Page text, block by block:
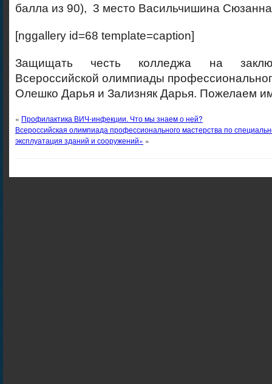
балла из 90), 3 место Васильчишина
[nggallery id=68 template=caption]
Защищать честь колледжа на
Всероссийской олимпиады
Олешко Дарья и Зализняк Дарья. Пожелаем
« Профилактика ВИЧ-инфекции. Что мы знаем о ней?
Всероссийская олимпиада профессионального мастерства по
эксплуатация зданий и сооружений» »